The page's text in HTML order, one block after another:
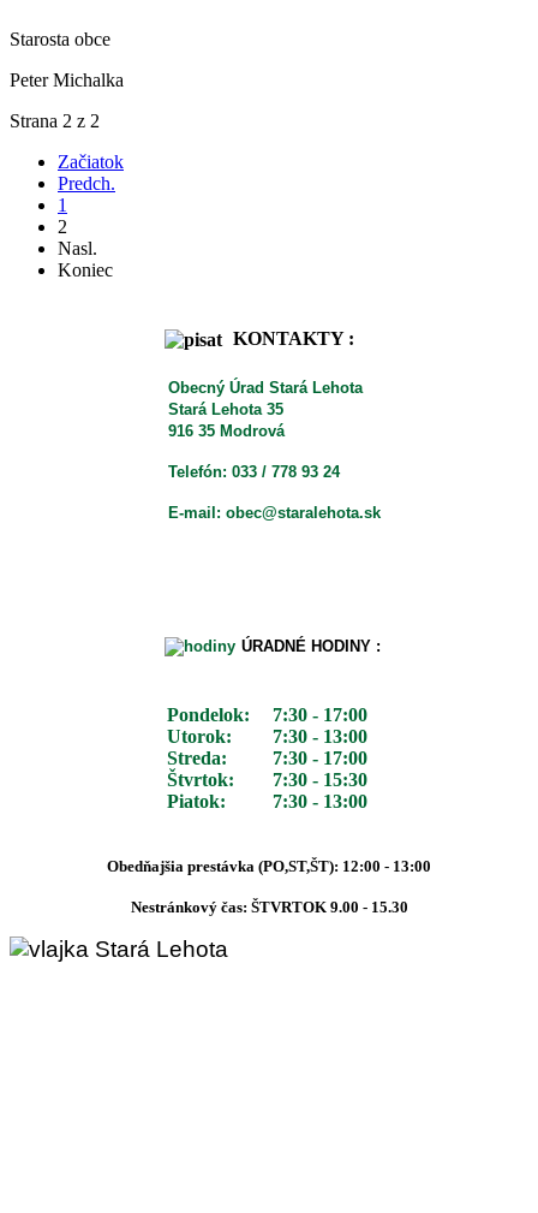
Starosta obce
Peter Michalka
Strana 2 z 2
Začiatok
Predch.
1
2
Nasl.
Koniec
KONTAKTY :
Obecný Úrad Stará Lehota
Stará Lehota 35
916 35 Modrová
Telefón: 033 / 778 93 24
E-mail: obec@staralehota.sk
ÚRADNÉ HODINY :
Pondelok:
Utorok:
Streda:
Štvrtok:
Piatok:
7:30 - 17:00
7:30 - 13:00
7:30 - 17:00
7:30 - 15:30
7:30 - 13:00
Obedňajšia prestávka (PO,ST,ŠT): 12:00 - 13:00
Nestránkový čas: ŠTVRTOK 9.00 - 15.30